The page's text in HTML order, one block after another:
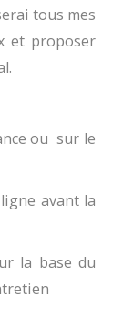
tous mes
et proposer
ou sur le
avant la
la base du